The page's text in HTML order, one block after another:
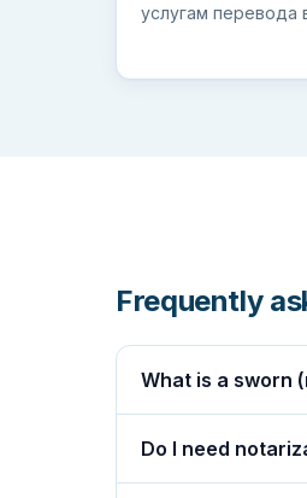
услугам перевода
Frequently
What is a sworn
Do I need